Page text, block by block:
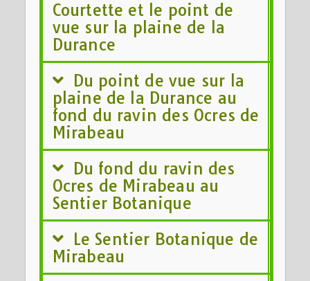
Courtette et le point de
vue sur la plaine de la
Durance
Du point de vue sur la
plaine de la Durance au
fond du ravin des Ocres de
Mirabeau
Du fond du ravin des
Ocres de Mirabeau au
Sentier Botanique
Le Sentier Botanique de
Mirabeau